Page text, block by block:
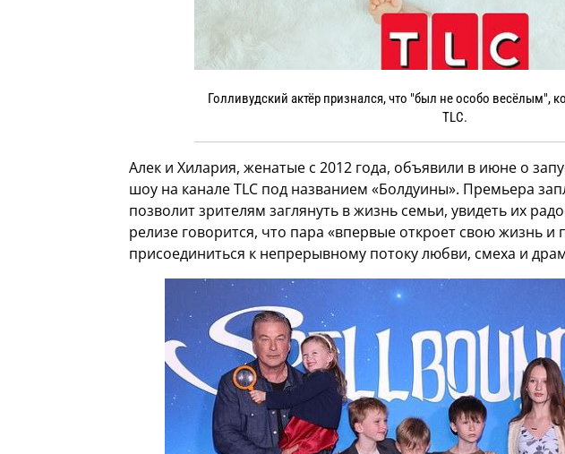
Голливудский актёр признался, что "был не особо весёлым",
TLC.
Алек и Хилария, женатые с 2012 года, объявили в июне о
шоу на канале TLC под названием «Болдуины». Премьера
позволит зрителям заглянуть в жизнь семьи, увидеть их
релизе говорится, что пара «впервые откроет свою жизнь и
присоединиться к непрерывному потоку любви, смеха и